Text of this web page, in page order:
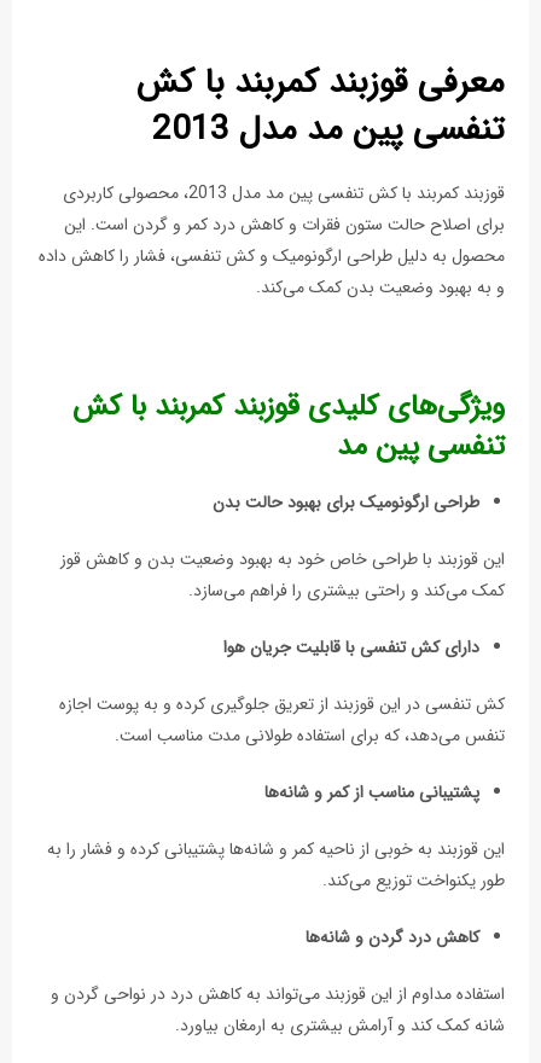
معرفی قوزبند کمربند با کش
تنفسی پین مد مدل 2013
قوزبند کمربند با کش تنفسی پین مد مدل 2013، محصولی کاربردی
برای اصلاح حالت ستون فقرات و کاهش درد کمر و گردن است. این
محصول به دلیل طراحی ارگونومیک و کش تنفسی، فشار را کاهش داده
و به بهبود وضعیت بدن کمک می‌کند.
ویژگی‌های کلیدی قوزبند کمربند با کش
تنفسی پین مد
طراحی ارگونومیک برای بهبود حالت بدن
این قوزبند با طراحی خاص خود به بهبود وضعیت بدن و کاهش قوز
کمک می‌کند و راحتی بیشتری را فراهم می‌سازد.
دارای کش تنفسی با قابلیت جریان هوا
کش تنفسی در این قوزبند از تعریق جلوگیری کرده و به پوست اجازه
تنفس می‌دهد، که برای استفاده طولانی مدت مناسب است.
پشتیبانی مناسب از کمر و شانه‌ها
این قوزبند به خوبی از ناحیه کمر و شانه‌ها پشتیبانی کرده و فشار را به
طور یکنواخت توزیع می‌کند.
کاهش درد گردن و شانه‌ها
استفاده مداوم از این قوزبند می‌تواند به کاهش درد در نواحی گردن و
شانه کمک کند و آرامش بیشتری به ارمغان بیاورد.